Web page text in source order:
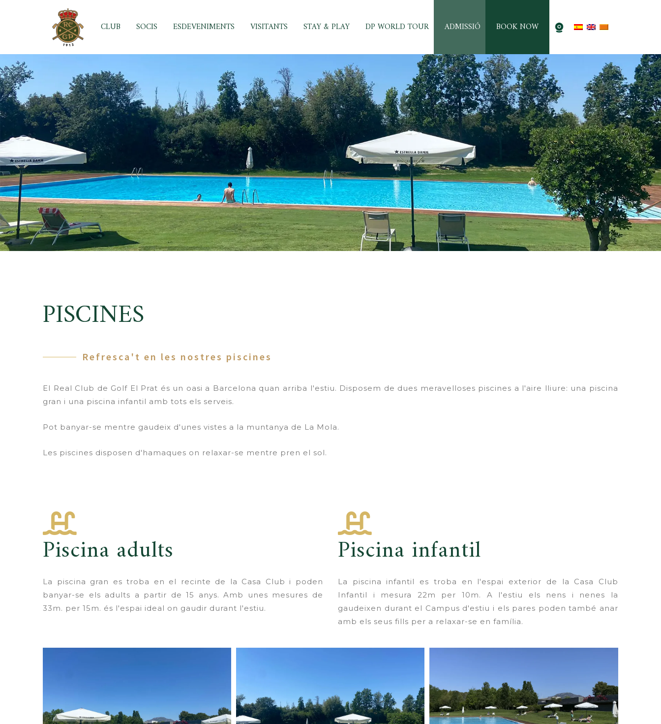
CLUB SOCIS ESDEVENIMENTS VISITANTS STAY & PLAY DP WORLD TOUR ADMISSIÓ BOOK NOW
PISCINES
Refresca't en les nostres piscines
El Real Club de Golf El Prat és un oasi a Barcelona quan arriba l'estiu. Disposem de dues meravelloses piscines a l'aire lliure: una piscina
gran i una piscina infantil amb tots els serveis.
Pot banyar-se mentre gaudeix d'unes vistes a la muntanya de La Mola.
Les piscines disposen d'hamaques on relaxar-se mentre pren el sol.
Piscina adults
La piscina gran es troba en el recinte de la Casa Club i poden
banyar-se els adults a partir de 15 anys. Amb unes mesures de
33m. per 15m. és l'espai ideal on gaudir durant l'estiu.
Piscina infantil
La piscina infantil es troba en l'espai exterior de la Casa Club
Infantil i mesura 22m per 10m. A l'estiu els nens i nenes la
gaudeixen durant el Campus d'estiu i els pares poden també anar
amb els seus fills per a relaxar-se en família.